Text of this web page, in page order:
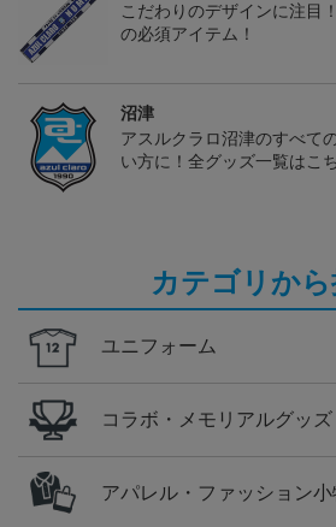
こだわりのデザインに注目
の必須アイテム！
沼津
アスルクラロ沼津のすべて
い方に！全グッズ一覧はこ
カテゴリか
ユニフォーム
コラボ・メモリアルグッズ
アパレル・ファッション小